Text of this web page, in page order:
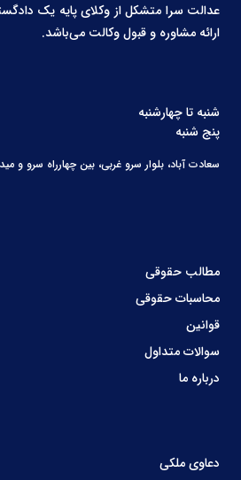
عدالت سرا متشکل از وکلای پایه یک
ارائه مشاوره و قبول وکالت می‌باشد.
مطالب حقوقی
محاسبات حقوقی
قوانین
سوالات متداول
درباره ما
دعاوی ملکی
شنبه تا چهارشنبه
پنج شنبه
سعادت آباد، بلوار سرو غربی، بین چهارراه سرو و میدان